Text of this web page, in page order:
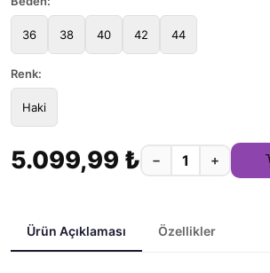
36 38 40 42 44
Renk:
Haki
5.099,99 ₺ − +
Ürün Açıklaması Özellikler